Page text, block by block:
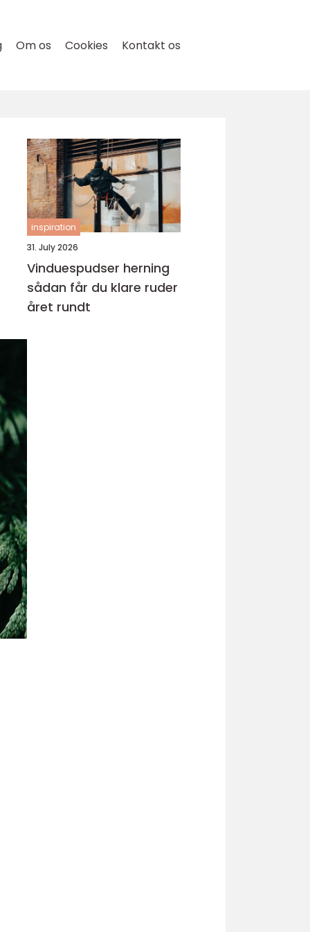
Om os Cookies Kontakt os
inspiration
31. July 2026
Vinduespudser herning
sådan får du klare ruder
året rundt